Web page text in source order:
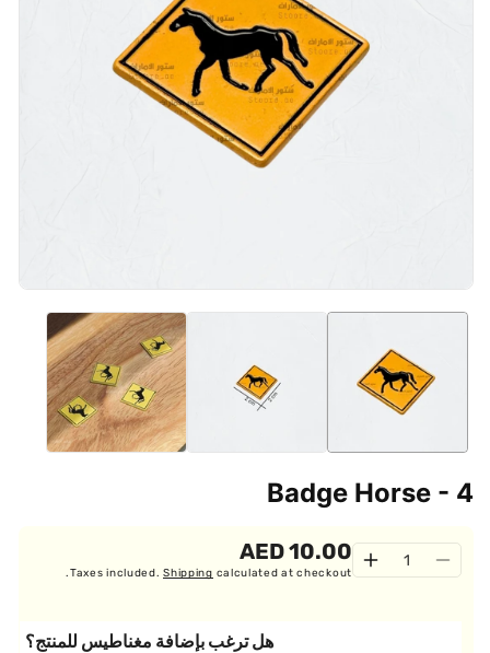
Badge Horse - 4
Decrease
Quantity
Increase
10.00 AED
Taxes included.Shipping calculated at checkout.
هل ترغب بإضافة مغناطيس للمنتج؟